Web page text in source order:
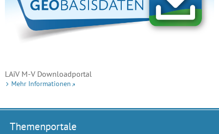
LAiV M-V Downloadportal
Mehr Informationen
Themenportale